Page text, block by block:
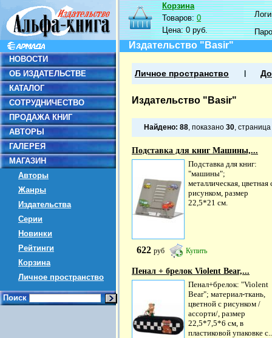
НОВОСТИ
ОБ ИЗДАТЕЛЬСТВЕ
КАТАЛОГ
СОТРУДНИЧЕСТВО
ПРОДАЖА КНИГ
АВТОРЫ
ГАЛЕРЕЯ
МАГАЗИН
Авторы
Жанры
Издательства
Серии
Новинки
Рейтинги
Корзина
Личное пространство
Поиск
Корзина
Товаров:0
Цена:0 руб.
Издательство "Basir"
Личное пространство
Издательство "Basir"
Найдено: 88, показано 30, страница
Подставка для книг Машины,...
Подставка для книг:
"машины";
металлическая, цветная
рисунком, размер
22,5*21 см.
622 руб Купить
Пенал + брелок Violent Bear,...
Пенал+брелок: "Violent
Bear"; материал-ткань,
цветной с рисунком /
ассорти/, размер
22,5*7,5*6 см, в
пластиковой упаковке